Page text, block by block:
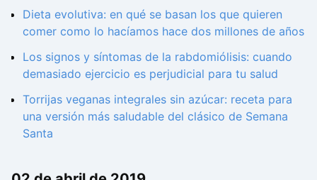
Dieta evolutiva: en qué se basan los que quieren
comer como lo hacíamos hace dos millones de años
Los signos y síntomas de la rabdomiólisis: cuando
demasiado ejercicio es perjudicial para tu salud
Torrijas veganas integrales sin azúcar: receta para
una versión más saludable del clásico de Semana
Santa